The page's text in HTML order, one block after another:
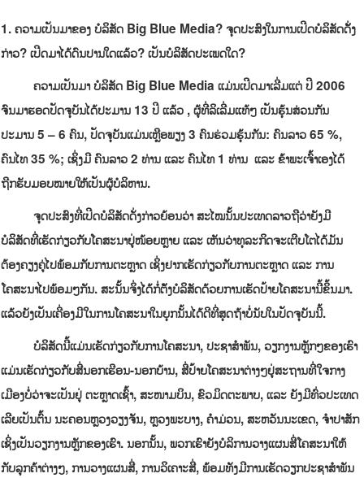
1.ຄວາມເປັນມາຂອງບໍລິສັດ Big Blue Media?ຈຸດປະສົງໃນການເປີດບໍລິສັດດັັ່ງ
ກ່າວ?ເປີດມາໄດ້ດົນປານໃດແລ້ວ?ເປັນບໍລິສັດປະເພດໃດ?
ຄວາມເປັນມາບໍລິສັດ Big Blue Media ແມ່ນເປີດມາເລີ່ມແຕ່ ປີ 2006
ຈົນມາຮອດປັດຈຸບັນໄດ້ປະມານ 13 ປີ ແລ້ວ , ຜູ້ທີ່ລິເລີ່ມແທ້ໆ ເປັນຮຸ້ນສ່ວນກັນ
ປະມານ 5 – 6 ຄົນ, ປັດຈຸບັນແມ່ນເຫຼືອພຽງ 3 ຄົນຮ່ວມຮຸ້ນກັນ: ຄົນລາວ 65 %,
ຄົນໄທ 35 %; ເຊິ່ງມີ ຄົນລາວ 2 ທ່ານ ແລະ ຄົນໄທ 1 ທ່ານ ແລະ ຂ້າພະເຈົ້າເອງໄດ້
ຖືກຮັບມອບໝາຍໃຫ້ເປັນຜູ້ບໍລິຫານ.
ຈຸດປະສົງທີ່ເປີດບໍລິສັດດັ່ງກ່າວຍ້ອນວ່າ ສະໄໝນັ້ນປະເທດລາວຖືວ່າຍັງມີ
ບໍລິສັດທີ່ເຮັດກ່ຽວກັບໂຄສະນາຢູ່ໜ້ອຍຫຼາຍ ແລະ ເຫັນວ່າທຸລະກິດຈະເຕີບໂຕໄດ້ມັນ
ຕ້ອງຄຽງຄູ່ໄປພ້ອມກັບການຕະຫຼາດ ເຊິ່ງຢາກເຮັດກ່ຽວກັບການຕະຫຼາດ ແລະ ການ
ໂຄສະນາໄປພ້ອມໆກັນ. ສະນັ້ນຈຶ່ງໄດ້ກໍ່ຕ້ັງບໍລິສັດດ້ວຍການເຮັດປ້າຍໂຄສະນານີ້ຂຶ້ນມາ.
ແລ້ວຍັງເປັນເຄື່ອງມືໃນການໂຄສະນາໃນຍຸກນັ້ນໄດ້ດີທີ່ສຸດຖ້າບໍ່ນັບໃນປັດຈຸບັນນີ້.
ບໍລິສັດນີ້ແມ່ນເຮັດກ່ຽວກັບການໂຄສະນາ, ປະຊາສໍາພັນ, ວຽກງານຫຼັກໆຂອງເຮົາ
ແມ່ນເຮັດກ່ຽວກັບສື່ນອກເຮືອນ-ນອກບ້ານ, ສື່ປ້າຍໂຄສະນາຕ່າງໆຢູ່ສະຖານທີ່ໃຈກາງ
ເມືອງບໍ່ວ່າຈະເປັນຢູ່ ຕະຫຼາດເຊົ້າ, ສະໜາມບິນ, ຂົວມິດຕະພາບ, ແລະ ຍັງມີທົ່ວປະເທດ
ເລີຍເປັນຕົ້ນ ນະຄອນຫຼວງວຽງຈັນ, ຫຼວງພະບາງ, ຄໍາມ່ວນ, ສະຫວັນນະເຂດ, ຈໍາປາສັກ
ເຊິ່ງເປັນວຽກງານຫຼັກຂອງເຮົາ. ນອກນັ້ນ, ພວກເຮົາຍັງບໍລິການວາງແຜນສື່ໂຄສະນາໃຫ້
ກັບລູກຄ້າຕ່າງໆ, ການວາງແຜນສື່, ການວິເຄາະສື່, ພ້ອມທັງມີການເຮັດວຽກປະຊາສໍາພັນ